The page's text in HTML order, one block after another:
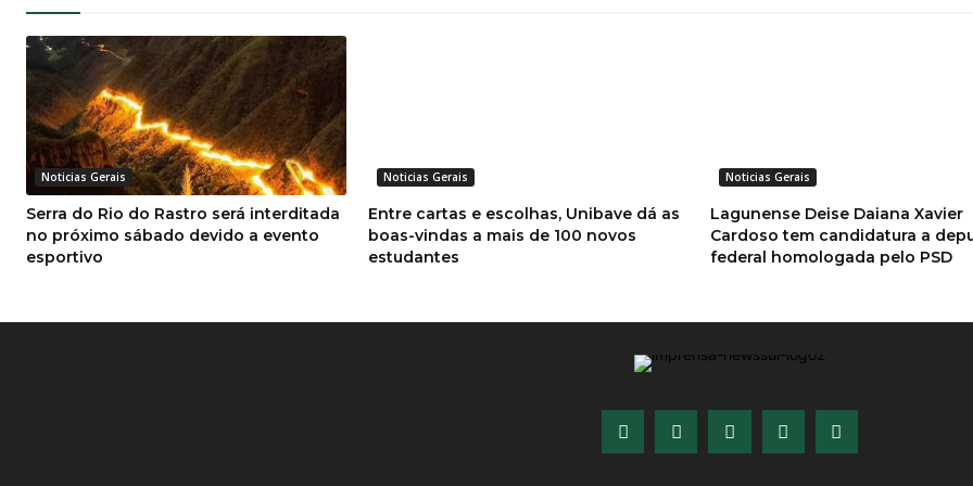
Noticias Gerais
Serra do Rio do Rastro será interditada
no próximo sábado devido a evento
esportivo
Noticias Gerais
Entre cartas e escolhas, Unibave dá as
boas-vindas a mais de 100 novos
estudantes
Noticias Gerais
Lagunense Deise Daiana Xavier
Cardoso tem candidatura a
federal homologada pelo PSD